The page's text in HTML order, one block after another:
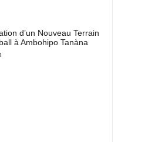
d’un Nouveau Terrain
à Ambohipo Tanàna